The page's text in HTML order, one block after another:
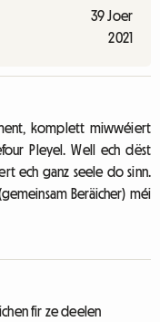
39 Joer
2021
komplett miwwéiert
Pleyel. Well ech dëst
ech ganz seele do sinn.
Beräicher) méi
fir ze deelen